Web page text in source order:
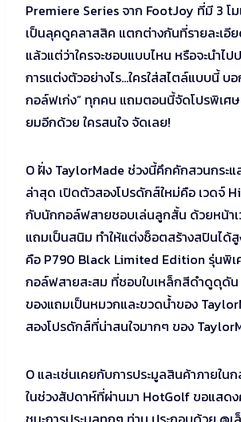
Premiere Series จาก FootJoy ที่มี 3 โ
เป็นลุคดูคลาสสิค แตกต่างกันที่รายละเอี
แล้วแต่ว่าใครจะชอบแบบไหน หรือจะนำไป
การแต่งตัวอย่างไร…ใครใส่สไตล์แบบนี้ บ
กอล์ฟเก่ง” ทุกคน แถมตอนนี้จัดโปรพิเศ
ยมอีกด้วย ใครสนใจ จัดเลย!
O ฝั่ง TaylorMade ช่วงนี้คึกคักสวนกระ
ล่าสุด เปิดตัวสองโปรดักส์ใหม่คือ เวดจ์
กับนักกอล์ฟสายชอบเล่นลูกสั้น ด้วยหน้า
แถมเป็นสนิม ทำให้แต่งช็อตสร้างสปินได้
คือ P790 Black Limited Edition รุ่นพิ
กอล์ฟสายสะสม ที่ชอบใบเหล็กสีดำดูดุดัน
ของแถมเป็นหมวกและขวดน้ำของ
สองโปรดักส์ที่น่าสนใจมากๆ ของ
O และเช่นเคยกับการประมูลสินค้าภายใ
ในช่วงสัปดาห์ที่ผ่านมา HotGolf ขอแสด